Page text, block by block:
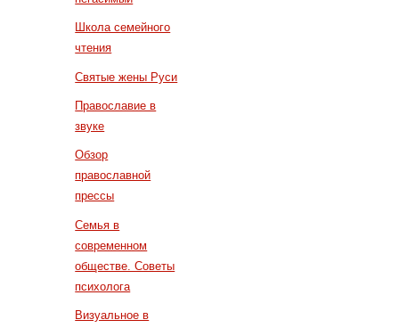
Школа семейного
чтения
Святые жены Руси
Православие в
звуке
Обзор
православной
прессы
Семья в
современном
обществе. Советы
психолога
Визуальное в